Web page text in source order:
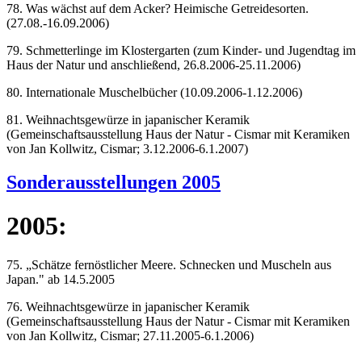
78. Was wächst auf dem Acker? Heimische Getreidesorten.
(27.08.-16.09.2006)
79. Schmetterlinge im Klostergarten (zum Kinder- und Jugendtag im
Haus der Natur und anschließend, 26.8.2006-25.11.2006)
80. Internationale Muschelbücher (10.09.2006-1.12.2006)
81. Weihnachtsgewürze in japanischer Keramik
(Gemeinschaftsausstellung Haus der Natur - Cismar mit Keramiken
von Jan Kollwitz, Cismar; 3.12.2006-6.1.2007)
Sonderausstellungen 2005
2005:
75. „Schätze fernöstlicher Meere. Schnecken und Muscheln aus
Japan." ab 14.5.2005
76. Weihnachtsgewürze in japanischer Keramik
(Gemeinschaftsausstellung Haus der Natur - Cismar mit Keramiken
von Jan Kollwitz, Cismar; 27.11.2005-6.1.2006)